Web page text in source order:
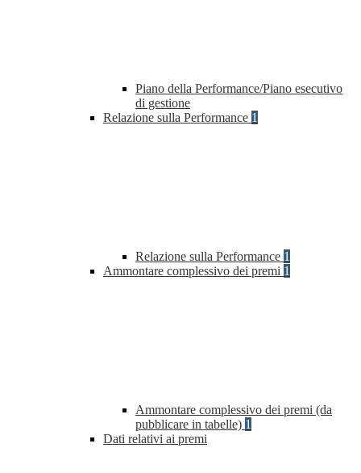
Piano della Performance/Piano esecutivo
di gestione
Relazione sulla Performance 1
Relazione sulla Performance 1
Ammontare complessivo dei premi 1
Ammontare complessivo dei premi (da
pubblicare in tabelle) 1
Dati relativi ai premi